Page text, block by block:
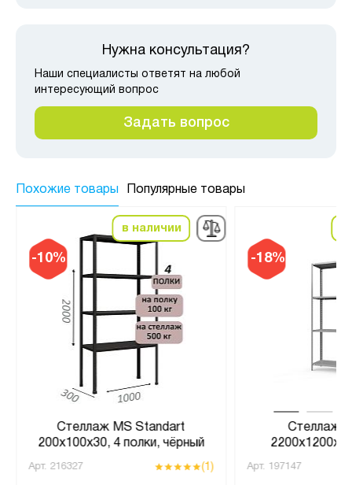
Нужна консультация?
Наши специалисты ответят на любой
интересующий вопрос
Задать вопрос
Похожие товары Популярные товары
-10%
в наличии
Стеллаж MS Standart
200х100х30, 4 полки, чёрный
Арт. 216327 (1)
-18%
Стеллаж
Арт. 197147